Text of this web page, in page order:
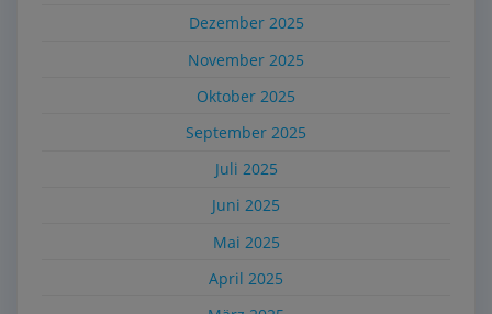
Dezember 2025
November 2025
Oktober 2025
September 2025
Juli 2025
Juni 2025
Mai 2025
April 2025